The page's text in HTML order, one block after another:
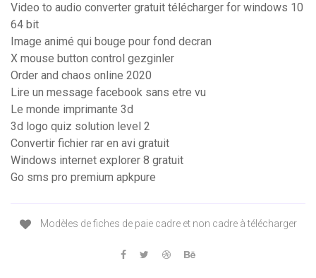
Video to audio converter gratuit télécharger for windows 10
64 bit
Image animé qui bouge pour fond decran
X mouse button control gezginler
Order and chaos online 2020
Lire un message facebook sans etre vu
Le monde imprimante 3d
3d logo quiz solution level 2
Convertir fichier rar en avi gratuit
Windows internet explorer 8 gratuit
Go sms pro premium apkpure
Modèles de fiches de paie cadre et non cadre à télécharger